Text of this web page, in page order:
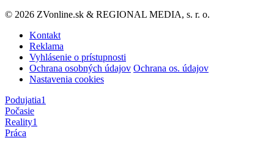
© 2026 ZVonline.sk & REGIONAL MEDIA, s. r. o.
Kontakt
Reklama
Vyhlásenie o prístupnosti
Ochrana osobných údajov Ochrana os. údajov
Nastavenia cookies
Podujatia1
Počasie
Reality1
Práca